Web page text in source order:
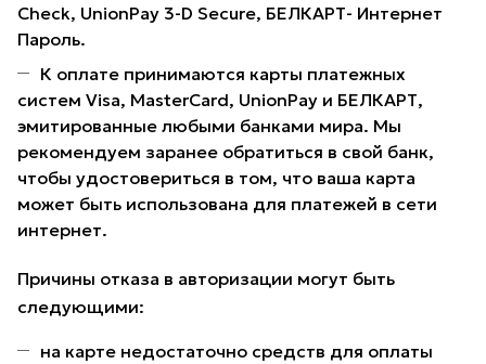
Check, UnionPay 3-D Secure, БЕЛКАРТ- Интернет
Пароль.
К оплате принимаются карты платежных
систем Visa, MasterCard, UnionPay и БЕЛКАРТ,
эмитированные любыми банками мира. Мы
рекомендуем заранее обратиться в свой банк,
чтобы удостовериться в том, что ваша карта
может быть использована для платежей в сети
интернет.
Причины отказа в авторизации могут быть
следующими:
на карте недостаточно средств для оплаты